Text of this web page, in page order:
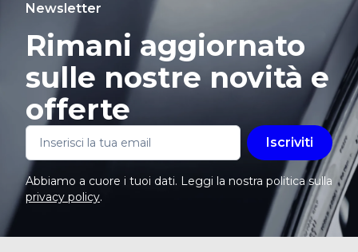
Newsletter
Rimani aggiornato
sulle nostre novità e
offerte
Iscriviti
Abbiamo a cuore i tuoi dati. Leggi la nostra politica sulla
privacy policy.